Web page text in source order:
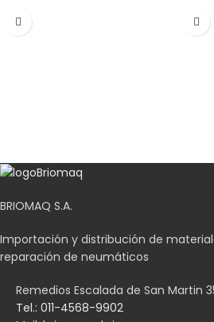
BRIOMAQ S.A.
Importación y distribución de
reparación de neumáticos
Remedios Escalada de San Martin
Tel.: 011-4568-9902